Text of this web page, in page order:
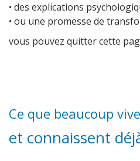
​• des explications
​• ou une promesse de
vous pouvez quitter cette
Ce que beaucoup
et connaissent